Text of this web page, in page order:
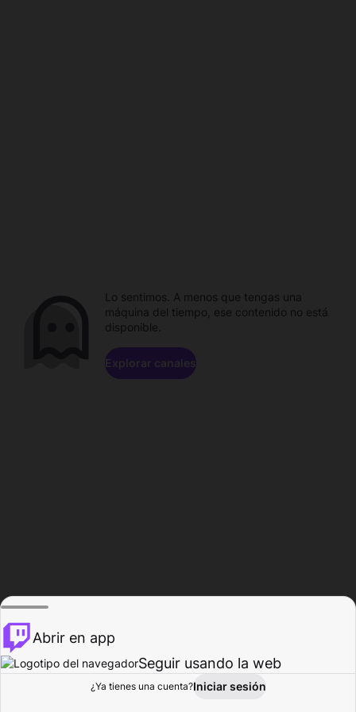
Explorar Actividad
Lo sentimos. A menos que tengas una
máquina del tiempo, ese contenido no está
disponible.
Explorar canales
Abrir en app
Seguir usando la web
¿Ya tienes una cuenta?Iniciar sesión